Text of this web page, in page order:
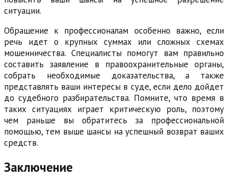
ситуации.
Обращение к профессионалам особенно важно, если
речь идет о крупных суммах или сложных схемах
мошенничества. Специалисты помогут вам правильно
составить заявление в правоохранительные органы,
собрать необходимые доказательства, а также
представлять ваши интересы в суде, если дело дойдет
до судебного разбирательства. Помните, что время в
таких ситуациях играет критическую роль, поэтому
чем раньше вы обратитесь за профессиональной
помощью, тем выше шансы на успешный возврат ваших
средств.
Заключение